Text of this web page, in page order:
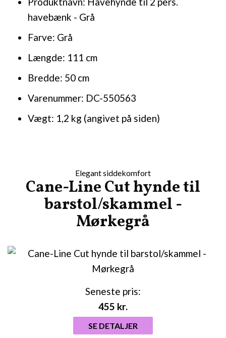
havebænk - Grå
Farve: Grå
Længde: 111 cm
Bredde: 50 cm
Varenummer: DC-550563
Vægt: 1,2 kg (angivet på siden)
Elegant siddekomfort
Cane-Line Cut hynde til
barstol/skammel -
Mørkegrå
Seneste pris:
455 kr.
SE DETALJER